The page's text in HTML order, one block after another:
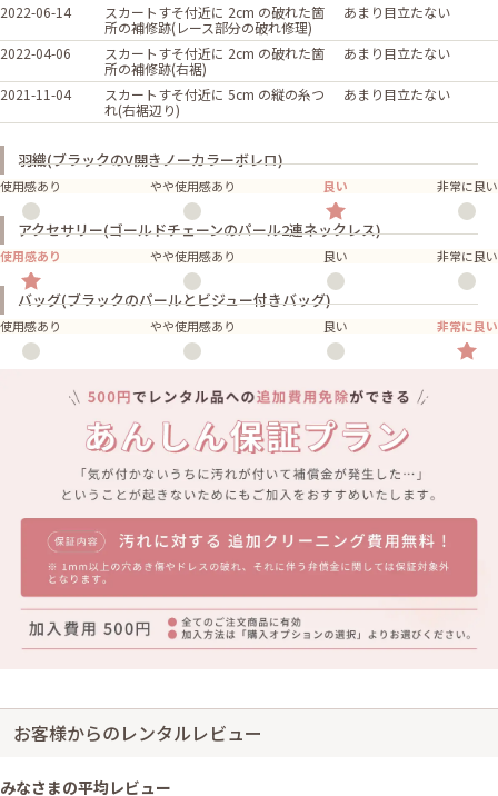
2022-06-14
スカートすそ付近に 2cm の破れた箇
所の補修跡(レース部分の破れ修理)
あまり目立たない
2022-04-06
スカートすそ付近に 2cm の破れた箇
所の補修跡(右裾)
あまり目立たない
2021-11-04
スカートすそ付近に 5cm の縦の糸つ
れ(右裾辺り)
あまり目立たない
羽織(ブラックのV開きノーカラーボレロ)
使用感あり やや使用感あり 良い 非常に良い
アクセサリー(ゴールドチェーンのパール2連ネックレス)
使用感あり やや使用感あり 良い 非常に良い
バッグ(ブラックのパールとビジュー付きバッグ)
使用感あり やや使用感あり 良い 非常に良い
お客様からのレンタルレビュー
みなさまの平均レビュー